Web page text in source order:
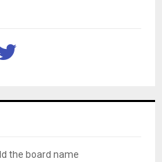
the board name